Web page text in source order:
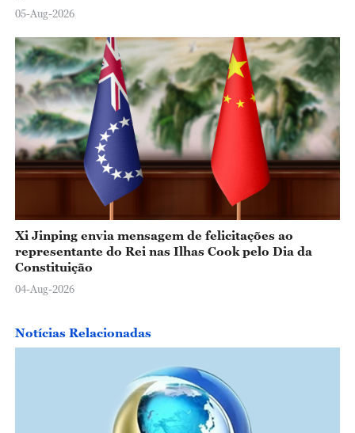
05-Aug-2026
Xi Jinping envia mensagem de felicitações ao
representante do Rei nas Ilhas Cook pelo Dia da
Constituição
04-Aug-2026
Notícias Relacionadas